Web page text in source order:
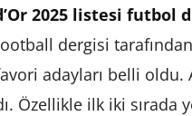
2025 listesi futbol
dergisi
adayları belli
Özellikle ilk iki sırada